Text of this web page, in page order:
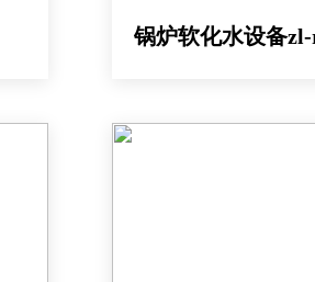
锅炉软化水设备zl-